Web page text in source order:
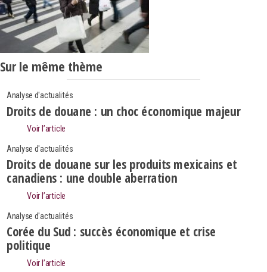
Sur le même thème
Analyse d'actualités
Droits de douane : un choc économique majeur
Voir l’article
Analyse d'actualités
Droits de douane sur les produits mexicains et
canadiens : une double aberration
Voir l’article
Analyse d'actualités
Corée du Sud : succès économique et crise
politique
Voir l’article